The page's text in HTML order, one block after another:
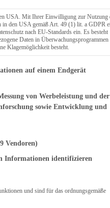
USA. Mit Ihrer Einwilligung zur Nutzung
den USA gemäß Art. 49 (1) lit. a GDPR
nach EU-Standards ein. Es besteht
Daten in Überwachungsprogrammen
Klagemöglichkeit besteht.
IAB Transparency and
auf einem Endgerät
von Werbeleistung und der
sowie Entwicklung und
Vendoren)
Informationen identifizieren
Einwilligung erteilt werden
und sind für das ordnungsgemäße